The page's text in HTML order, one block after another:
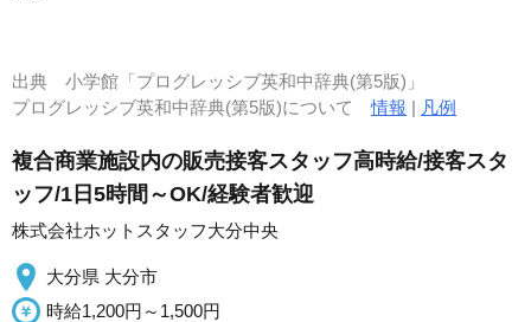
出典 小学館「プログレッシブ英和中辞典(第5版)」
プログレッシブ英和中辞典(第5版)について情報 | 凡例
複合商業施設内の販売接客スタッフ高時給/接客スタ
ッフ/1日5時間～OK/経験者歓迎
株式会社ホットスタッフ大分中央
大分県 大分市
時給1,200円～1,500円